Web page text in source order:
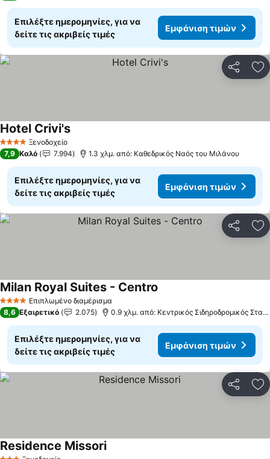
Επιλέξτε ημερομηνίες, για να
δείτε τις ακριβείς τιμές
Εμφάνιση τιμών
4 ΑστέριαΞενοδοχείο
Hotel Crivi'sΕμφάνιση τιμών
7,9 Καλό 7.994 1.3 χλμ. από: Καθεδρικός Ναός του Μιλάνου
Επιλέξτε ημερομηνίες, για να
δείτε τις ακριβείς τιμές
Εμφάνιση τιμών
4 ΑστέριαΕπιπλωμένο διαμέρισμα
Milan Royal Suites - Centro
8,6 Εξαιρετικό 2.075 0.9 χλμ. από: Κεντρικός Σιδηροδρομικός
Επιλέξτε ημερομηνίες, για να
δείτε τις ακριβείς τιμές
Εμφάνιση τιμών
Residence MissoriΕμφάνιση τιμών